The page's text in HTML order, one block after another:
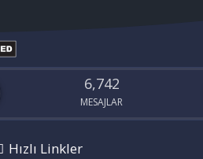
6,742
MESAJLAR
Hızlı Linkler